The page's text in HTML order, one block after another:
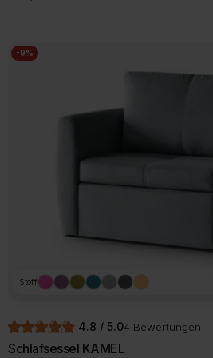
-9%
Stoff
4.8 / 5.04 Bewertungen
Schlafsessel KAMEL